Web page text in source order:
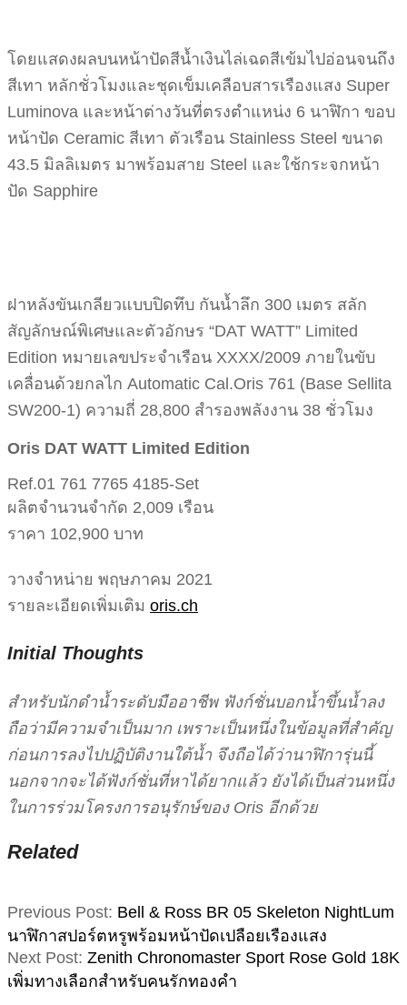
โดยแสดงผลบนหน้าปัดสีน้ำเงินไล่เฉดสีเข้มไปอ่อนจนถึง
สีเทา หลักชั่วโมงและชุดเข็มเคลือบสารเรืองแสง Super
Luminova และหน้าต่างวันที่ตรงตำแหน่ง 6 นาฬิกา ขอบ
หน้าปัด Ceramic สีเทา ตัวเรือน Stainless Steel ขนาด
43.5 มิลลิเมตร มาพร้อมสาย Steel และใช้กระจกหน้า
ปัด Sapphire
ฝาหลังขันเกลียวแบบปิดทึบ กันน้ำลึก 300 เมตร สลัก
สัญลักษณ์พิเศษและตัวอักษร “DAT WATT” Limited
Edition หมายเลขประจำเรือน XXXX/2009 ภายในขับ
เคลื่อนด้วยกลไก Automatic Cal.Oris 761 (Base Sellita
SW200-1) ความถี่ 28,800 สำรองพลังงาน 38 ชั่วโมง
Oris DAT WATT Limited Edition
Ref.01 761 7765 4185-Set
ผลิตจำนวนจำกัด 2,009 เรือน
ราคา 102,900 บาท
วางจำหน่าย พฤษภาคม 2021
รายละเอียดเพิ่มเติม oris.ch
Initial Thoughts
สำหรับนักดำน้ำระดับมืออาชีพ ฟังก์ชั่นบอกน้ำขึ้นน้ำลง
ถือว่ามีความจำเป็นมาก เพราะเป็นหนึ่งในข้อมูลที่สำคัญ
ก่อนการลงไปปฏิบัติงานใต้น้ำ จึงถือได้ว่านาฬิการุ่นนี้
นอกจากจะได้ฟังก์ชั่นที่หาได้ยากแล้ว ยังได้เป็นส่วนหนึ่ง
ในการร่วมโครงการอนุรักษ์ของ Oris อีกด้วย
Related
2021-
05-
19
Previous Post: Bell & Ross BR 05 Skeleton NightLum
นาฬิกาสปอร์ตหรูพร้อมหน้าปัดเปลือยเรืองแสง
Next Post: Zenith Chronomaster Sport Rose Gold 18K
เพิ่มทางเลือกสำหรับคนรักทองคำ